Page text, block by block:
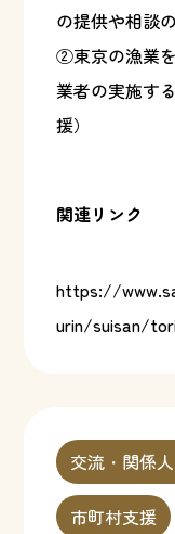
の提供や相談
②東京の漁業
業者の実施す
援）
関連リンク
https://
urin/suisan/
交流・関係
市町村支援